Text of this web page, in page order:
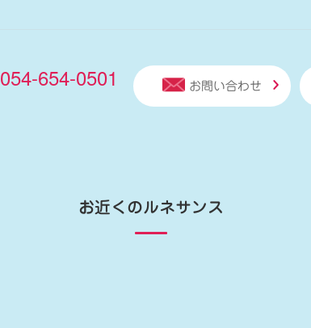
054-654-0501 お問い合わせ
お近くのルネサンス